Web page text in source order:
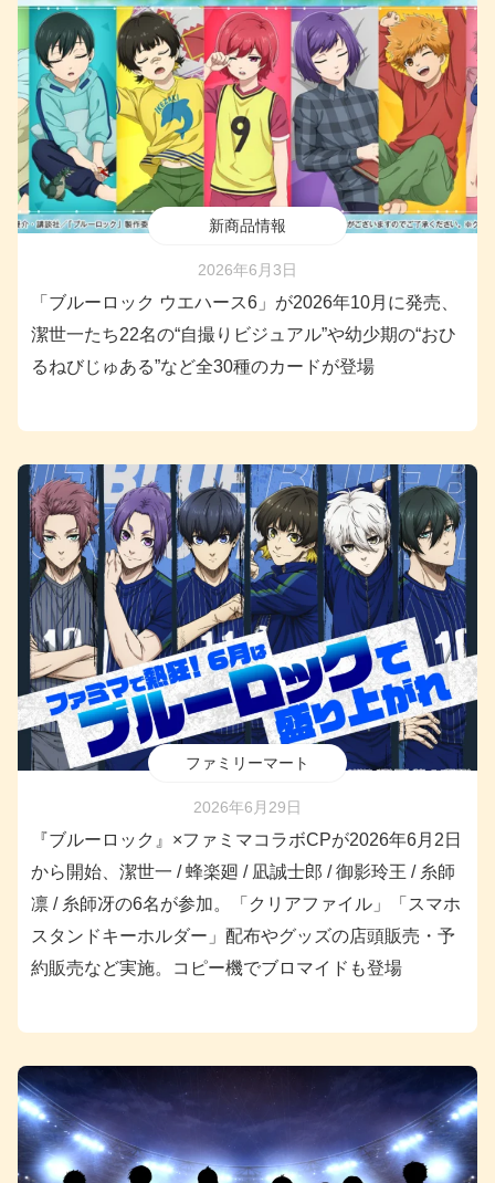
新商品情報
2026年6月3日
「ブルーロック ウエハース6」が2026年10月に発売、
潔世一たち22名の“自撮りビジュアル”や幼少期の“おひ
るねびじゅある”など全30種のカードが登場
ファミリーマート
2026年6月29日
『ブルーロック』×ファミマコラボCPが2026年6月2日
から開始、潔世一 / 蜂楽廻 / 凪誠士郎 / 御影玲王 / 糸師
凛 / 糸師冴の6名が参加。「クリアファイル」「スマホ
スタンドキーホルダー」配布やグッズの店頭販売・予
約販売など実施。コピー機でブロマイドも登場